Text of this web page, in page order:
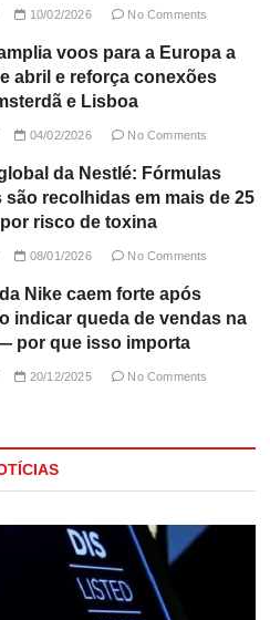
10/02/2026 No Comments
voos para a Europa a
abril e reforça conexões
e Lisboa
04/02/2026 No Comments
da Nestlé: Fórmulas
são recolhidas em mais de 25
risco de toxina
08/01/2026 No Comments
Nike caem forte após
indicar queda de vendas na
por que isso importa
20/12/2025 No Comments